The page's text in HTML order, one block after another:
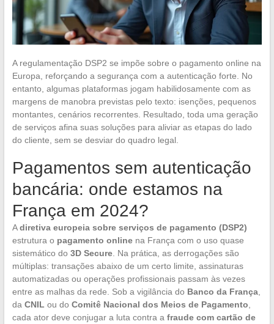
A regulamentação DSP2 se impõe sobre o pagamento online na
Europa, reforçando a segurança com a autenticação forte. No
entanto, algumas plataformas jogam habilidosamente com as
margens de manobra previstas pelo texto: isenções, pequenos
montantes, cenários recorrentes. Resultado, toda uma geração
de serviços afina suas soluções para aliviar as etapas do lado
do cliente, sem se desviar do quadro legal.
Pagamentos sem autenticação
bancária: onde estamos na
França em 2024?
Adiretiva europeia sobre serviços de pagamento (DSP2)
estrutura o pagamento onlinena França com o uso quase
sistemático do 3D Secure. Na prática, as derrogações são
múltiplas: transações abaixo de um certo limite, assinaturas
automatizadas ou operações profissionais passam às vezes
entre as malhas da rede. Sob a vigilância do Banco da França,
da CNIL ou do Comitê Nacional dos Meios de Pagamento
cada ator deve conjugar a luta contra a fraude com cartão de